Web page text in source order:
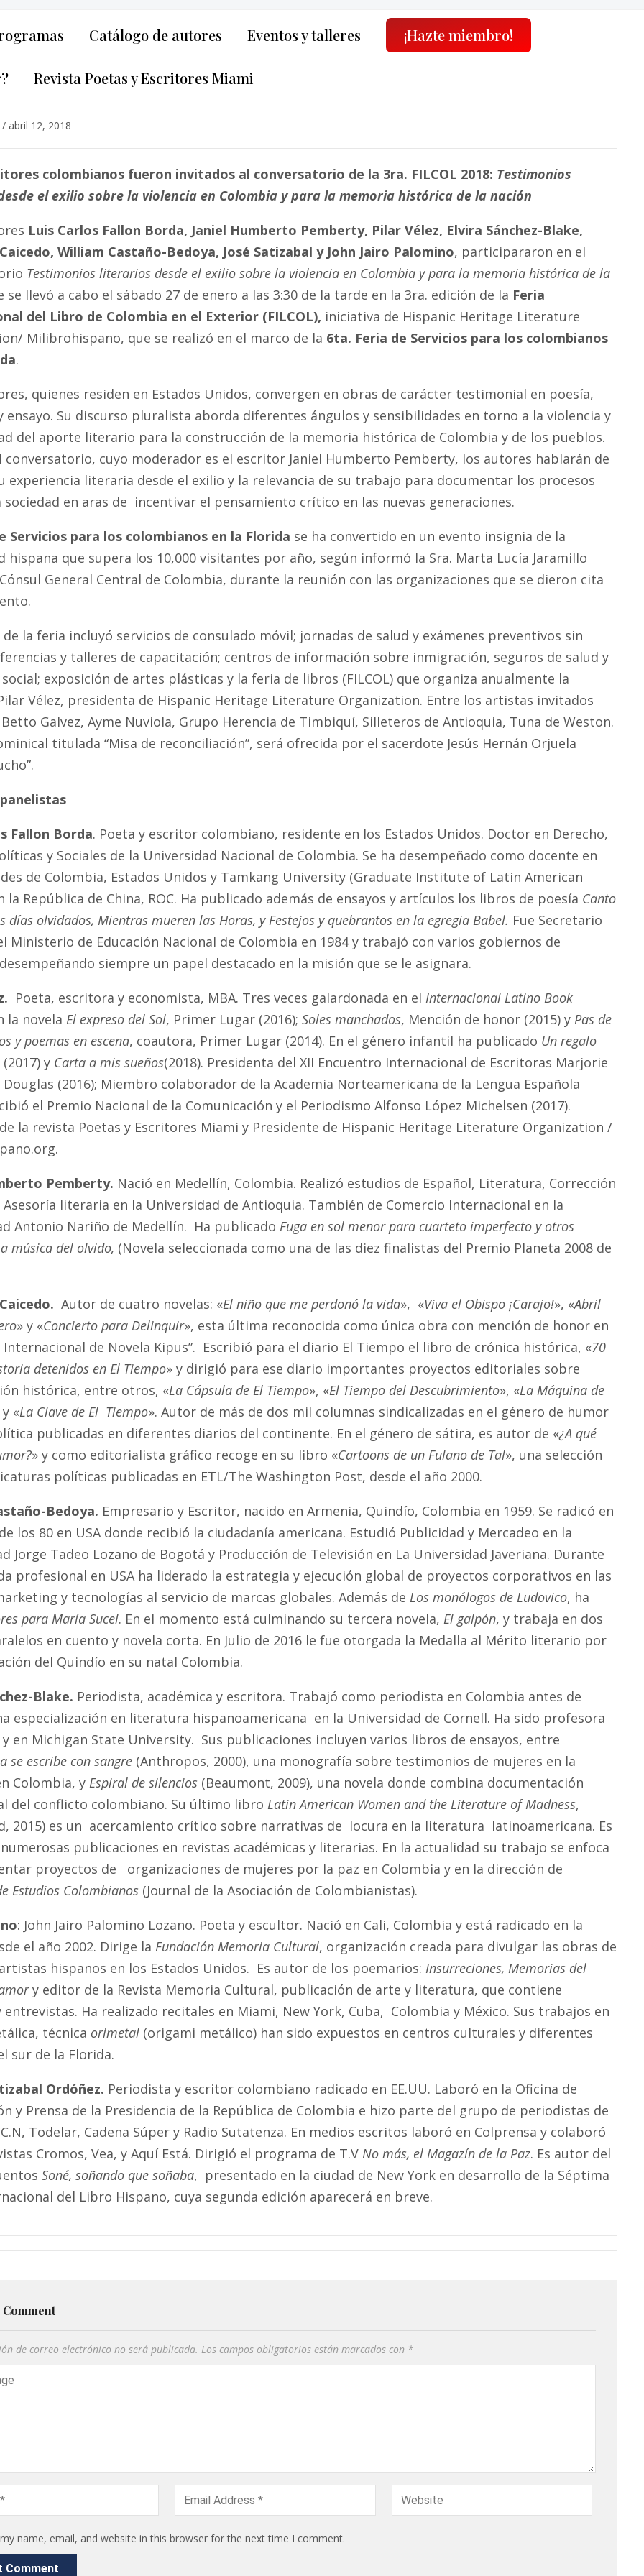
Catálogo de autores Eventos y talleres ¡Hazte miembro!
Revista Poetas y Escritores Miami
abril 12, 2018
colombianos fueron invitados al conversatorio de la 3ra. FILCOL 2018: Testimonios
el exilio sobre la violencia en Colombia y para la memoria histórica de la nación
Luis Carlos Fallon Borda, Janiel Humberto Pemberty, Pilar Vélez, Elvira Sánchez-Blake,
William Castaño-Bedoya, José Satizabal y John Jairo Palomino, participararon en el
Testimonios literarios desde el exilio sobre la violencia en Colombia y para la memoria histórica de la
se llevó a cabo el sábado 27 de enero a las 3:30 de la tarde en la 3ra. edición de la Feria
del Libro de Colombia en el Exterior (FILCOL), iniciativa de Hispanic Heritage Literature
Milibrohispano, que se realizó en el marco de la 6ta. Feria de Servicios para los colombianos
.
quienes residen en Estados Unidos, convergen en obras de carácter testimonial en poesía,
ensayo. Su discurso pluralista aborda diferentes ángulos y sensibilidades en torno a la violencia y
del aporte literario para la construcción de la memoria histórica de Colombia y de los pueblos.
conversatorio, cuyo moderador es el escritor Janiel Humberto Pemberty, los autores hablarán de
experiencia literaria desde el exilio y la relevancia de su trabajo para documentar los procesos
sociedad en aras de incentivar el pensamiento crítico en las nuevas generaciones.
Servicios para los colombianos en la Florida se ha convertido en un evento insignia de la
hispana que supera los 10,000 visitantes por año, según informó la Sra. Marta Lucía Jaramillo
General Central de Colombia, durante la reunión con las organizaciones que se dieron cita
de la feria incluyó servicios de consulado móvil; jornadas de salud y exámenes preventivos sin
y talleres de capacitación; centros de información sobre inmigración, seguros de salud y
exposición de artes plásticas y la feria de libros (FILCOL) que organiza anualmente la
Vélez, presidenta de Hispanic Heritage Literature Organization. Entre los artistas invitados
Galvez, Ayme Nuviola, Grupo Herencia de Timbiquí, Silleteros de Antioquia, Tuna de Weston.
titulada “Misa de reconciliación”, será ofrecida por el sacerdote Jesús Hernán Orjuela
Fallon Borda. Poeta y escritor colombiano, residente en los Estados Unidos. Doctor en Derecho,
y Sociales de la Universidad Nacional de Colombia. Se ha desempeñado como docente en
de Colombia, Estados Unidos y Tamkang University (Graduate Institute of Latin American
la República de China, ROC. Ha publicado además de ensayos y artículos los libros de poesía Canto
días olvidados, Mientras mueren las Horas, y Festejos y quebrantos en la egregia Babel. Fue Secretario
Ministerio de Educación Nacional de Colombia en 1984 y trabajó con varios gobiernos de
siempre un papel destacado en la misión que se le asignara.
Poeta, escritora y economista, MBA. Tres veces galardonada en el Internacional Latino Book
la novela El expreso del Sol, Primer Lugar (2016); Soles manchados, Mención de honor (2015) y Pas de
y poemas en escena, coautora, Primer Lugar (2014). En el género infantil ha publicado Un regalo
(2017) y Carta a mis sueños(2018). Presidenta del XII Encuentro Internacional de Escritoras Marjorie
(2016); Miembro colaborador de la Academia Norteamericana de la Lengua Española
el Premio Nacional de la Comunicación y el Periodismo Alfonso López Michelsen (2017).
la revista Poetas y Escritores Miami y Presidente de Hispanic Heritage Literature Organization /
Pemberty. Nació en Medellín, Colombia. Realizó estudios de Español, Literatura, Corrección
literaria en la Universidad de Antioquia. También de Comercio Internacional en la
Antonio Nariño de Medellín. Ha publicado Fuga en sol menor para cuarteto imperfecto y otros
música del olvido, (Novela seleccionada como una de las diez finalistas del Premio Planeta 2008 de
Autor de cuatro novelas: «El niño que me perdonó la vida», «Viva el Obispo ¡Carajo!», «Abril
» y «Concierto para Delinquir», esta última reconocida como única obra con mención de honor en
Internacional de Novela Kipus”. Escribió para el diario El Tiempo el libro de crónica histórica, «70
detenidos en El Tiempo» y dirigió para ese diario importantes proyectos editoriales sobre
histórica, entre otros, «La Cápsula de El Tiempo», «El Tiempo del Descubrimiento», «La Máquina de
«La Clave de El Tiempo». Autor de más de dos mil columnas sindicalizadas en el género de humor
publicadas en diferentes diarios del continente. En el género de sátira, es autor de «¿A qué
» y como editorialista gráfico recoge en su libro «Cartoons de un Fulano de Tal», una selección
políticas publicadas en ETL/The Washington Post, desde el año 2000.
Bedoya. Empresario y Escritor, nacido en Armenia, Quindío, Colombia en 1959. Se radicó en
los 80 en USA donde recibió la ciudadanía americana. Estudió Publicidad y Mercadeo en la
Jorge Tadeo Lozano de Bogotá y Producción de Televisión en La Universidad Javeriana. Durante
profesional en USA ha liderado la estrategia y ejecución global de proyectos corporativos en las
y tecnologías al servicio de marcas globales. Además de Los monólogos de Ludovico, ha
para María Sucel. En el momento está culminando su tercera novela, El galpón, y trabaja en dos
en cuento y novela corta. En Julio de 2016 le fue otorgada la Medalla al Mérito literario por
del Quindío en su natal Colombia.
Blake. Periodista, académica y escritora. Trabajó como periodista en Colombia antes de
especialización en literatura hispanoamericana en la Universidad de Cornell. Ha sido profesora
en Michigan State University. Sus publicaciones incluyen varios libros de ensayos, entre
se escribe con sangre(Anthropos, 2000), una monografía sobre testimonios de mujeres en la
Colombia, y Espiral de silencios (Beaumont, 2009), una novela donde combina documentación
del conflicto colombiano. Su último libro Latin American Women and the Literature of Madness,
2015) es un acercamiento crítico sobre narrativas de locura en la literatura latinoamericana. Es
publicaciones en revistas académicas y literarias. En la actualidad su trabajo se enfoca
proyectos de organizaciones de mujeres por la paz en Colombia y en la dirección de
Estudios Colombianos(Journal de la Asociación de Colombianistas).
: John Jairo Palomino Lozano. Poeta y escultor. Nació en Cali, Colombia y está radicado en la
el año 2002. Dirige la Fundación Memoria Cultural, organización creada para divulgar las obras de
hispanos en los Estados Unidos. Es autor de los poemarios: Insurreciones, Memorias del
y editor de la Revista Memoria Cultural, publicación de arte y literatura, que contiene
Ha realizado recitales en Miami, New York, Cuba, Colombia y México. Sus trabajos en
técnica orimetal(origami metálico) han sido expuestos en centros culturales y diferentes
sur de la Florida.
Ordóñez. Periodista y escritor colombiano radicado en EE.UU. Laboró en la Oficina de
y Prensa de la Presidencia de la República de Colombia e hizo parte del grupo de periodistas de
Todelar, Cadena Súper y Radio Sutatenza. En medios escritos laboró en Colprensa y colaboró
Cromos, Vea, y Aquí Está. Dirigió el programa de T.V No más, el Magazín de la Paz. Es autor del
Soné, soñando que soñaba, presentado en la ciudad de New York en desarrollo de la Séptima
del Libro Hispano, cuya segunda edición aparecerá en breve.
Comment
de correo electrónico no será publicada. Los campos obligatorios están marcados con *
name, email, and website in this browser for the next time I comment.